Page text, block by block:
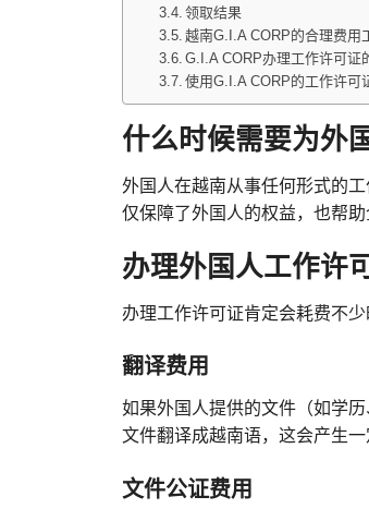
领取结果
越南G.I.A CORP的合理费用
G.I.A CORP办理工作许可证
使用G.I.A CORP的工作许可
什么时候需要为外
外国人在越南从事任何形式的
仅保障了外国人的权益，也帮助
办理外国人工作许
办理工作许可证肯定会耗费不
翻译费用
如果外国人提供的文件（如学
文件翻译成越南语，这会产生一
文件公证费用